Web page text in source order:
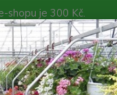
shopu je 300 Kč.
po přijetí